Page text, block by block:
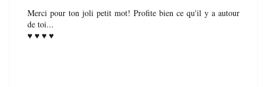
Merci pour ton joli petit mot! Profite bien ce qu'il y a autour
de toi...
♥ ♥ ♥ ♥